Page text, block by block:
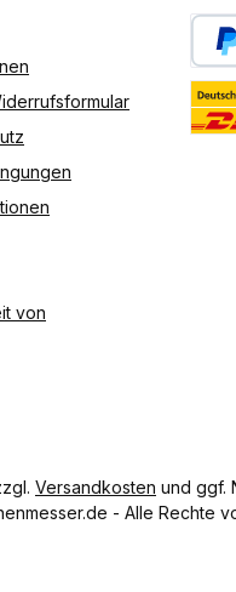
von
Versandkosten und ggf.
- Alle Rechte